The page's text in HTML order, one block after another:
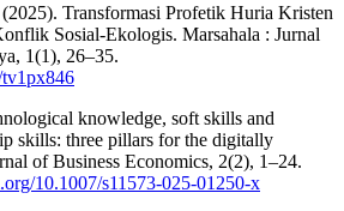
Transformasi Profetik Huria Kristen
Sosial-Ekologis. Marsahala : Jurnal
1(1), 26–35.
knowledge, soft skills and
skills: three pillars for the digitally
of Business Economics, 2(2), 1–24.
10.1007/s11573-025-01250-x